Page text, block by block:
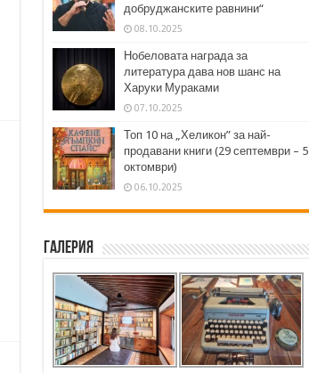
добруджанските равнини“
08.10.2025
Нобеловата награда за
литература дава нов шанс на
Харуки Мураками
07.10.2025
Топ 10 на „Хеликон” за най-
продавани книги (29 септември – 5
октомври)
06.10.2025
Галерия